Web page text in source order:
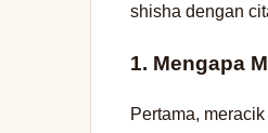
shisha dengan
1. Mengapa
Pertama,